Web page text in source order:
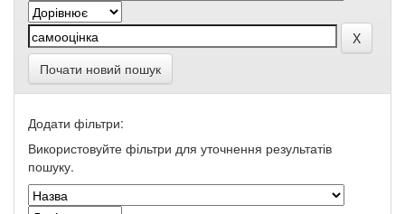
Почати новий пошук
Додати фільтри:
Використовуйте фільтри для уточнення результатів
пошуку.